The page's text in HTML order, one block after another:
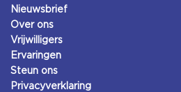
Nieuwsbrief
Over ons
Vrijwilligers
Ervaringen
Steun ons
Privacyverklaring